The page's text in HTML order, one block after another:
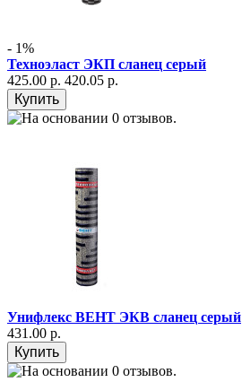
- 1%
Техноэласт ЭКП сланец серый
425.00 р. 420.05 р.
Унифлекс ВЕНТ ЭКВ сланец серый
431.00 р.